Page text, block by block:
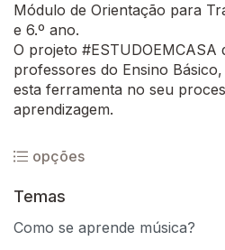
Módulo de Orientação para
e 6.º ano.
O projeto #ESTUDOEMCASA
professores do Ensino
esta ferramenta no seu
aprendizagem.
opções
Temas
Como se aprende música?